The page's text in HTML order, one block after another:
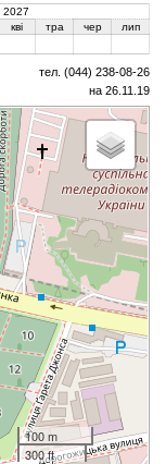
2027
кві тра чер лип
тел. (044) 238-08-26
на 26.11.19
100 m
300 ft